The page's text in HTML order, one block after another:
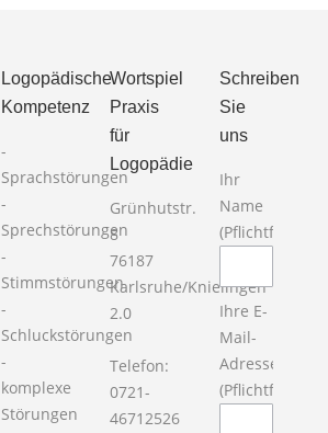
Logopädische
Kompetenz
-
Sprachstörungen
-
Sprechstörungen
-
Stimmstörungen
-
Schluckstörungen
-
komplexe
Störungen
Wortspiel
Praxis
für
Logopädie
Grünhutstr.
8
76187
Karlsruhe/Knielingen
2.0
Telefon:
0721-
46712526
Schreiben
Sie
uns
Ihr
Name
(Pflichtfeld)
Ihre E-
Mail-
Adresse
(Pflichtfeld)